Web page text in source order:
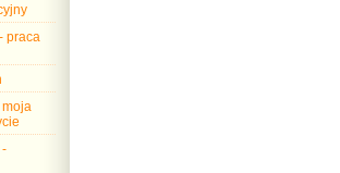
praca
moja
-